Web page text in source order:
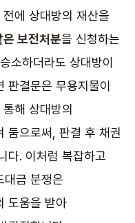
에 상대방의 재산을
보전처분을 신청하는
소하더라도 상대방이
판결문은 무용지물이
해 상대방의
둠으로써, 판결 후 채권
다. 이처럼 복잡하고
대금 분쟁은
도움을 받아